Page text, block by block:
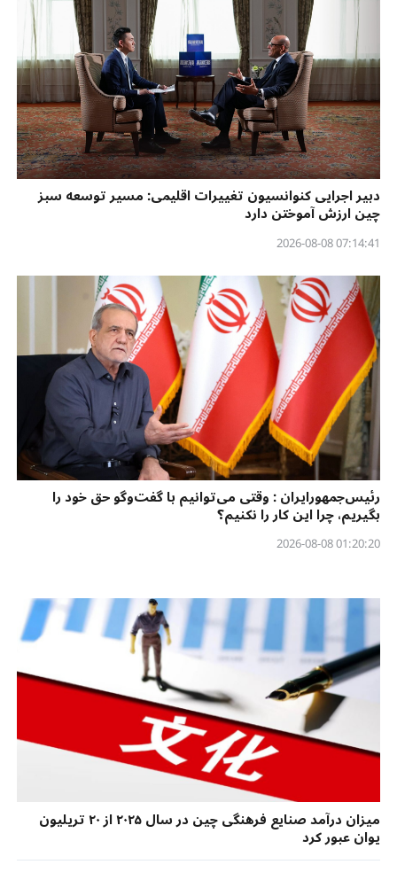
دبیر اجرایی کنوانسیون تغییرات اقلیمی: مسیر توسعه سبز
چین ارزش آموختن دارد
07:14:41 2026-08-08
رئیس‌جمهورایران : وقتی می‌توانیم با گفت‌وگو حق خود را
بگیریم، چرا این کار را نکنیم؟
01:20:20 2026-08-08
میزان درآمد صنایع فرهنگی چین در سال ۲۰۲۵ از ۲۰ تریلیون
یوان عبور کرد